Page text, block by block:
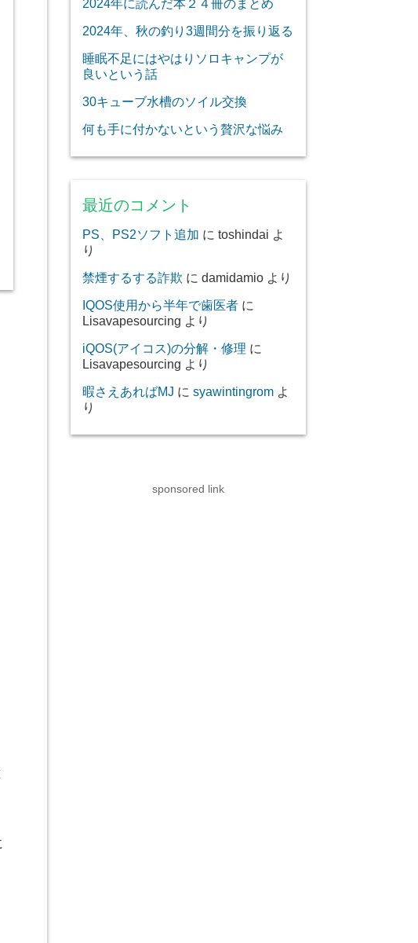
2024年に読んだ本２４冊のまとめ
2024年、秋の釣り3週間分を振り返る
睡眠不足にはやはりソロキャンプが
良いという話
30キューブ水槽のソイル交換
何も手に付かないという贅沢な悩み
最近のコメント
PS、PS2ソフト追加 に toshindai よ
り
禁煙するする詐欺 に damidamio より
IQOS使用から半年で歯医者 に
Lisavapesourcing より
iQOS(アイコス)の分解・修理 に
Lisavapesourcing より
暇さえあればMJ に syawintingrom よ
り
sponsored link